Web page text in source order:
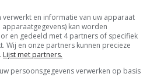
nu de wet- en regelgeving
en informatie van uw apparaat
kan worden
en gedeeld met 4 partners of specifiek
Wij en onze partners kunnen precieze
Lijst met partners.
persoonsgegevens verwerken op basis